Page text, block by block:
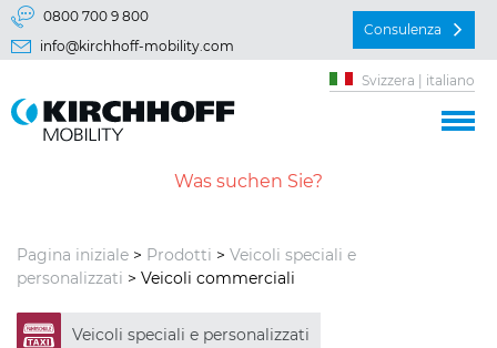
Vai direttamente a:
Menu principal
0800 700 9 800
info@kirchhoff-mobility.com
Consulenza
Svizzera | italiano
Pagina iniziale > Prodotti > Veicoli speciali e
personalizzati > Veicoli commerciali
Veicoli speciali e personalizzati